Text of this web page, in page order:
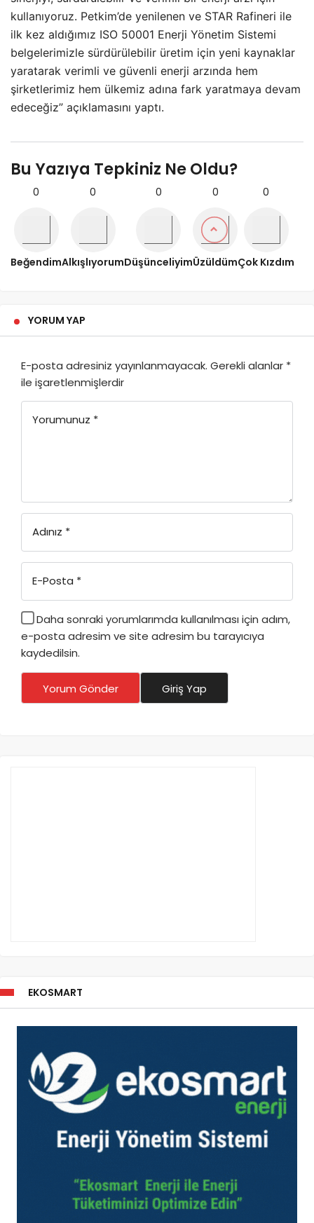
kullanıyoruz. Petkim’de yenilenen ve STAR Rafineri ile
ilk kez aldığımız ISO 50001 Enerji Yönetim Sistemi
belgelerimizle sürdürülebilir üretim için yeni kaynaklar
yaratarak verimli ve güvenli enerji arzında hem
şirketlerimiz hem ülkemiz adına fark yaratmaya devam
edeceğiz” açıklamasını yaptı.
Bu Yazıya Tepkiniz Ne Oldu?
0
Beğendim
0
Alkışlıyorum
0
Düşünceliyim
0
Üzüldüm
0
Çok Kızdım
YORUM YAP
E-posta adresiniz yayınlanmayacak. Gerekli alanlar *
ile işaretlenmişlerdir
Yorumunuz *
Adınız *
E-Posta *
Daha sonraki yorumlarımda kullanılması için adım,
e-posta adresim ve site adresim bu tarayıcıya
kaydedilsin.
Yorum Gönder Giriş Yap
EKOSMART